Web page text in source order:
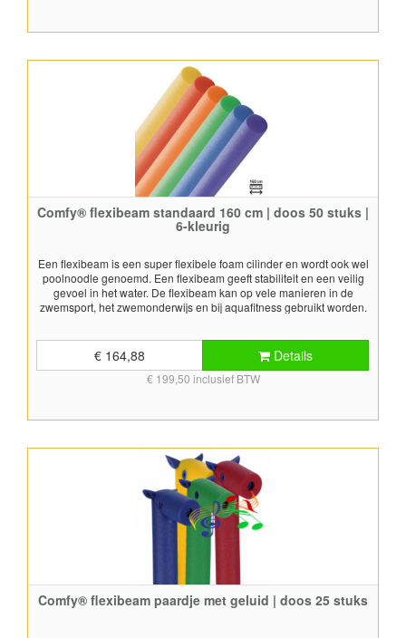
laten plaatsen op de flexibeams. Neem voor meer informatie
Comfy® flexibeam standaard 160 cm | doos 50 stuks |
6-kleurig
Een flexibeam is een super flexibele foam cilinder en wordt ook wel
poolnoodle genoemd. Een flexibeam geeft stabiliteit en een veilig
gevoel in het water. De flexibeam kan op vele manieren in de
zwemsport, het zwemonderwijs en bij aquafitness gebruikt worden.
geel, rood, groen, blauw, oranje en paars. Super leuk om mee te
spelen tijdens het recreatief zwemmen! Afmetingen: ca 6,7x160 cm
(diameter x lengte) Levering in doos van 50 stuks Bedrukking op
laten plaatsen op de flexibeams. Neem voor meer informatie
€ 164,88 Details
€ 199,50 inclusief BTW
Comfy® flexibeam paardje met geluid | doos 25 stuks